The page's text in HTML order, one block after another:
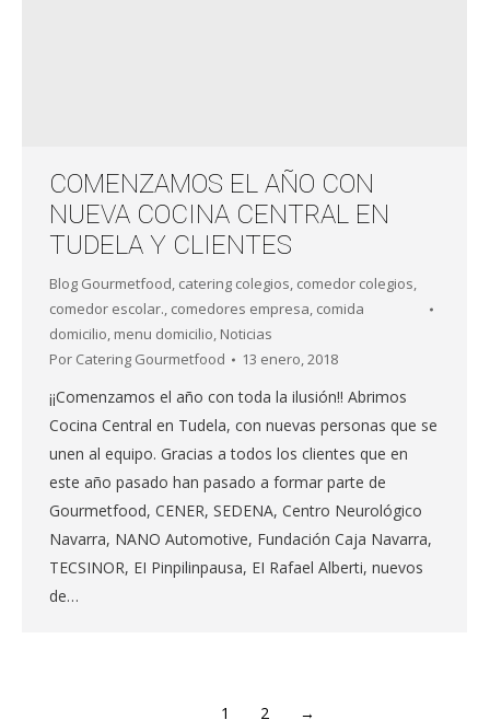
COMENZAMOS EL AÑO CON
NUEVA COCINA CENTRAL EN
TUDELA Y CLIENTES
Blog Gourmetfood, catering colegios, comedor colegios,
comedor escolar., comedores empresa, comida
domicilio, menu domicilio, Noticias
Por Catering Gourmetfood 13 enero, 2018
¡¡Comenzamos el año con toda la ilusión!! Abrimos
Cocina Central en Tudela, con nuevas personas que se
unen al equipo. Gracias a todos los clientes que en
este año pasado han pasado a formar parte de
Gourmetfood, CENER, SEDENA, Centro Neurológico
Navarra, NANO Automotive, Fundación Caja Navarra,
TECSINOR, EI Pinpilinpausa, EI Rafael Alberti, nuevos
de…
1 2 →